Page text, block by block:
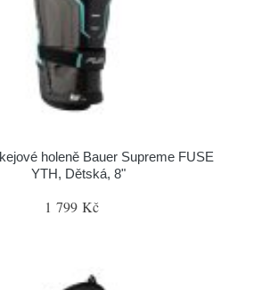
holeně Bauer Supreme FUSE
YTH, Dětská, 8"
1 799 Kč